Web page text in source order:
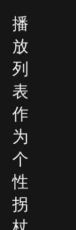
播
放
列
表
作
为
个
性
拐